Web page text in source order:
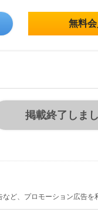
無料
掲載終了しま
ど、プロモーション広告を